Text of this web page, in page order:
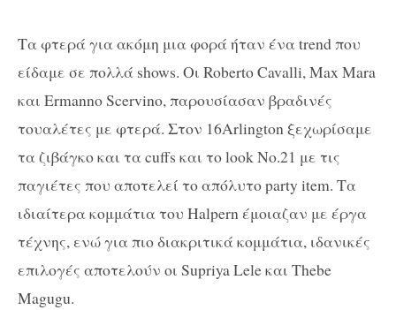
Τα φτερά για ακόμη μια φορά ήταν έναtrendπου
είδαμε σε πολλά shows. Οι RobertoCavalli,MaxMara
και ErmannoScervino, παρουσίασαν βραδινές
τουαλέτες με φτερά. Στον 16Arlingtonξεχωρίσαμε
τα ζιβάγκο και ταcuffs και τοlookNo.21 με τις
παγιέτες που αποτελεί το απόλυτοparty item. Τα
ιδιαίτερα κομμάτια του Halpernέμοιαζαν με έργα
τέχνης, ενώ για πιο διακριτικά κομμάτια, ιδανικές
επιλογές αποτελούν οι Supriya Leleκαι Thebe
Magugu.